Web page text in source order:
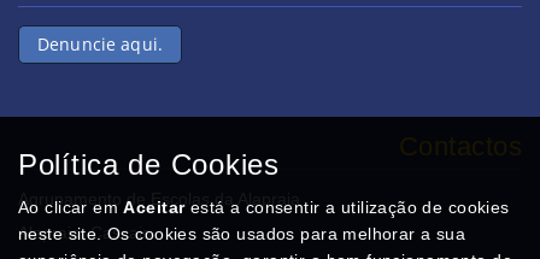
Denuncie aqui.
Agrupamento de Escolas da Alapraia
Alapraia, Cascais
Política de Cookies
Ao clicar emAceitarestá a consentir a utilização de cookies
neste site. Os cookies são usados para melhorar a sua